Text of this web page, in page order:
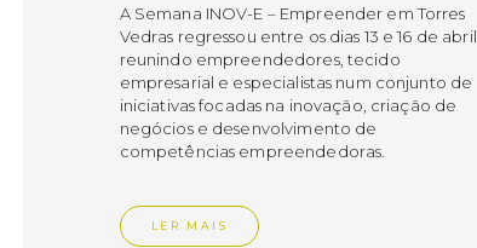
A Semana INOV-E – Empreender em Torres
Vedras regressou entre os dias 13 e 16 de abril,
reunindo empreendedores, tecido
empresarial e especialistas num conjunto de
iniciativas focadas na inovação, criação de
negócios e desenvolvimento de
competências empreendedoras.
LER MAIS